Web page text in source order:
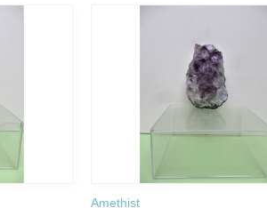
Amethist